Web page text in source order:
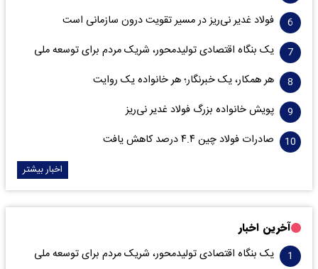
فولاد غدیر نی‌ریز در مسیر تقویت درون سازمانی است
یک بنگاه اقتصادی تولیدمحور، شریک مردم برای توسعه ملی
هر همکار، یک خبرنگار؛ هر خانواده یک روایت
پویش خانواده بزرگ فولاد غدیر نی‌ریز
صادرات فولاد چین ۴.۴ درصد کاهش یافت
اخبار بیشتر
آخرین اخبار
یک بنگاه اقتصادی تولیدمحور، شریک مردم برای توسعه ملی